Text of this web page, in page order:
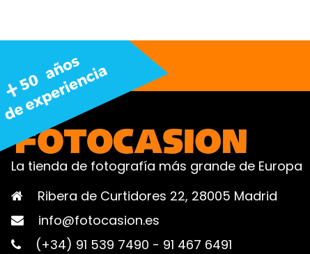
La tienda de fotografía más grande de Europa
Ribera de Curtidores 22, 28005 Madrid
info@fotocasion.es
(+34) 91 539 7490 - 91 467 6491